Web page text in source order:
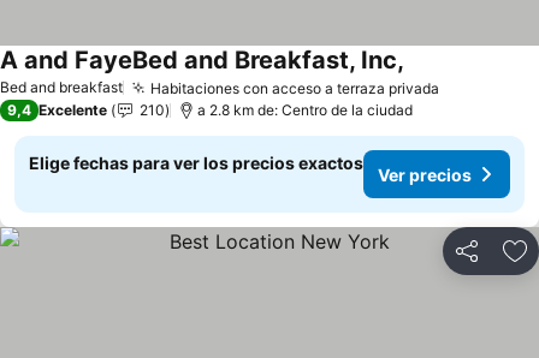
Bed and breakfast Habitaciones con acceso a terraza privada
A and FayeBed and Breakfast, Inc,
9,4 Excelente 210 a 2.8 km de: Centro de la ciudad
Elige fechas para ver los precios exactos
Ver precios
Compartir